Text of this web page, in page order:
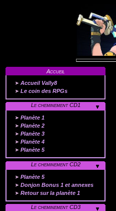
Accueil
Accueil Vally8
Le coin des RPGs
Le cheminement CD1
Planète 1
Planète 2
Planète 3
Planète 4
Planète 5
Le cheminement CD2
Planète 5
Donjon Bonus 1 et annexes
Retour sur la planète 1
Le cheminement CD3